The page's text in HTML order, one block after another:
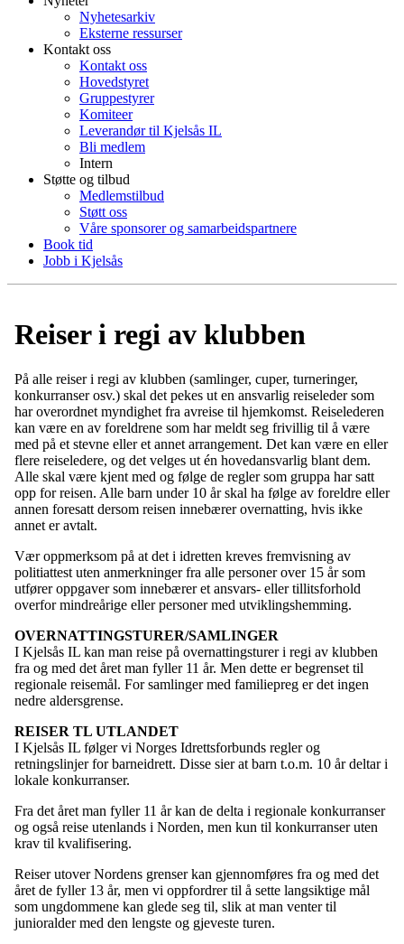
Nyhetesarkiv
Eksterne ressurser
Kontakt oss
Kontakt oss
Hovedstyret
Gruppestyrer
Komiteer
Leverandør til Kjelsås IL
Bli medlem
Intern
Støtte og tilbud
Medlemstilbud
Støtt oss
Våre sponsorer og samarbeidspartnere
Book tid
Jobb i Kjelsås
Reiser i regi av klubben
På alle reiser i regi av klubben (samlinger, cuper, turneringer,
konkurranser osv.) skal det pekes ut en ansvarlig reiseleder som
har overordnet myndighet fra avreise til hjemkomst. Reiselederen
kan være en av foreldrene som har meldt seg frivillig til å være
med på et stevne eller et annet arrangement. Det kan være en eller
flere reiseledere, og det velges ut én hovedansvarlig blant dem.
Alle skal være kjent med og følge de regler som gruppa har satt
opp for reisen. Alle barn under 10 år skal ha følge av foreldre eller
annen foresatt dersom reisen innebærer overnatting, hvis ikke
annet er avtalt.
Vær oppmerksom på at det i idretten kreves fremvisning av
politiattest uten anmerkninger fra alle personer over 15 år som
utfører oppgaver som innebærer et ansvars- eller tillitsforhold
overfor mindreårige eller personer med utviklingshemming.
OVERNATTINGSTURER/SAMLINGER
I Kjelsås IL kan man reise på overnattingsturer i regi av klubben
fra og med det året man fyller 11 år. Men dette er begrenset til
regionale reisemål. For samlinger med familiepreg er det ingen
nedre aldersgrense.
REISER TL UTLANDET
I Kjelsås IL følger vi Norges Idrettsforbunds regler og
retningslinjer for barneidrett. Disse sier at barn t.o.m. 10 år deltar i
lokale konkurranser.
Fra det året man fyller 11 år kan de delta i regionale konkurranser
og også reise utenlands i Norden, men kun til konkurranser uten
krav til kvalifisering.
Reiser utover Nordens grenser kan gjennomføres fra og med det
året de fyller 13 år, men vi oppfordrer til å sette langsiktige mål
som ungdommene kan glede seg til, slik at man venter til
junioralder med den lengste og gjeveste turen.